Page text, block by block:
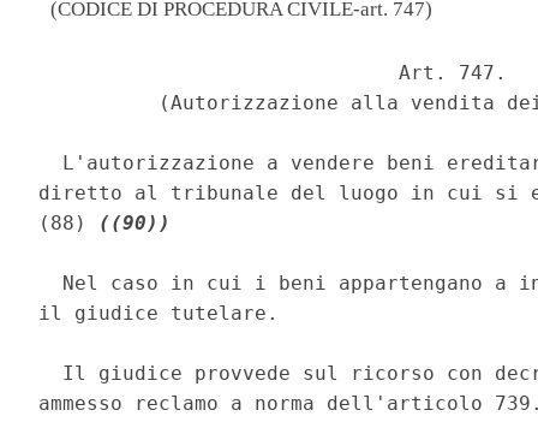
(CODICE DI PROCEDURA CIVILE-art. 747)
                              Art. 747.
(Autorizzazione alla vendita
L'autorizzazione a vendere beni
diretto al tribunale del luogo in cui si
(88) ((90))
Nel caso in cui i beni appartengano a
il giudice tutelare.
Il giudice provvede sul ricorso con
ammesso reclamo a norma dell'articolo